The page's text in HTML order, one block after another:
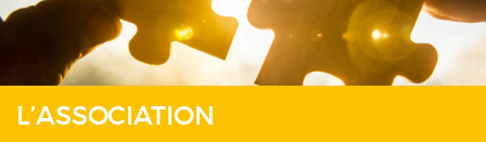
POLITIQUE RH
ÉTABLISSEMENTS SERVICES
L’ASSOCIATION